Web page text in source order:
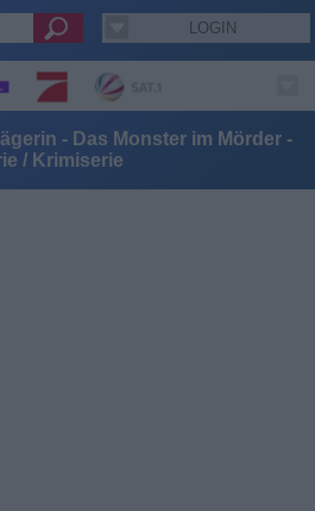
LOGIN
- Das Monster im Mörder -
/ Krimiserie